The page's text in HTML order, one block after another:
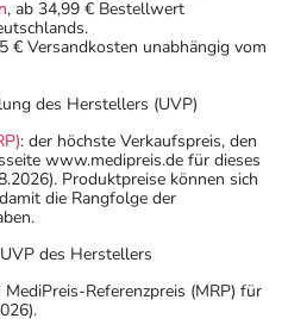
, ab 34,99 € Bestellwert
€ Versandkosten unabhängig vom
des Herstellers (UVP)
: der höchste Verkaufspreis, den
www.medipreis.de für dieses
Produktpreise können sich
die Rangfolge der
des Herstellers
Referenzpreis (MRP) für